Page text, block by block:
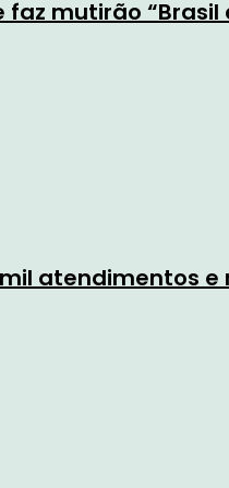
mutirão “Brasil
atendimentos e